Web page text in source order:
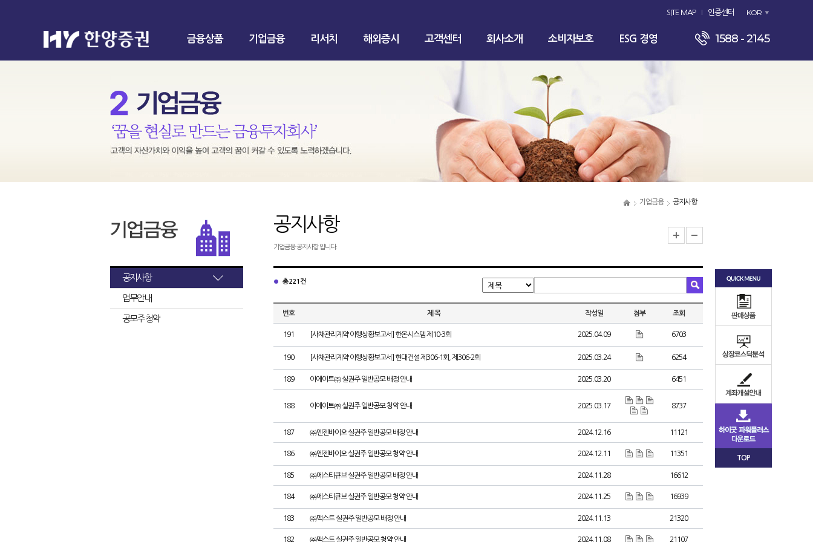
SITE MAP 인증센터 KOR
금융상품 기업금융 리서치 해외증시 고객센터 회사소개 소비자보호 ESG 경영 1588 - 2145
기업금융 공지사항
공지사항
업무안내
공모주 청약
공지사항
기업금융 공지사항 입니다.
총 221건
번호 제 목 작성일 첨부 조회
191 [사채관리계약 이행상황보고서] 한온시스템 제10-3회 2025.04.09 6703
190 [사채관리계약 이행상황보고서] 현대건설 제306-1회, 제306-2회 2025.03.24 6254
189 이에이트㈜ 실권주 일반공모 배정 안내 2025.03.20 6451
188 이에이트㈜ 실권주 일반공모 청약 안내 2025.03.17 8737
187 ㈜엔젠바이오 실권주 일반공모 배정 안내 2024.12.16 11121
186 ㈜엔젠바이오 실권주 일반공모 청약 안내 2024.12.11 11351
185 ㈜에스티큐브 실권주 일반공모 배정 안내 2024.11.28 16612
184 ㈜에스티큐브 실권주 일반공모 청약 안내 2024.11.25 16939
183 ㈜맥스트 실권주 일반공모 배정 안내 2024.11.13 21320
182 ㈜맥스트 실권주 일반공모 청약 안내 2024.11.08 21107
TOP